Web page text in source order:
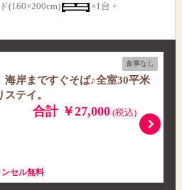
(160×200cm)
×1台 +
食事なし
海岸まですぐそば♪全室30平米
テイ。
合計 ￥27,000(税込)
ンセル無料